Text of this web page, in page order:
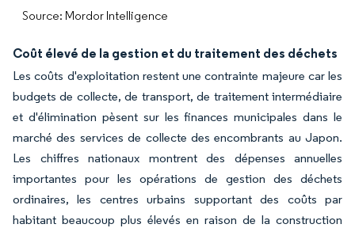
Source: Mordor Intelligence
Coût élevé de la gestion et du traitement des déchets
Les coûts d'exploitation restent une contrainte majeure car les
budgets de collecte, de transport, de traitement intermédiaire
et d'élimination pèsent sur les finances municipales dans le
marché des services de collecte des encombrants au Japon.
Les chiffres nationaux montrent des dépenses annuelles
importantes pour les opérations de gestion des déchets
ordinaires, les centres urbains supportant des coûts par
habitant beaucoup plus élevés en raison de la construction